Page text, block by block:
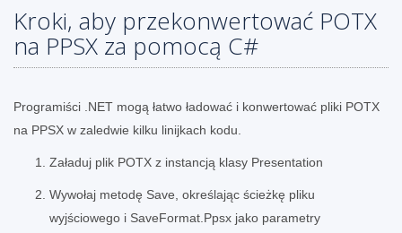
Kroki, aby przekonwertować POTX
na PPSX za pomocą C#
Programiści .NET mogą łatwo ładować i konwertować pliki POTX
na PPSX w zaledwie kilku linijkach kodu.
Załaduj plik POTX z instancją klasy Presentation
Wywołaj metodę Save, określając ścieżkę pliku
wyjściowego i SaveFormat.Ppsx jako parametry